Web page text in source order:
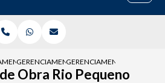
DE OBRAS
GERENCIAMENTO DE OBRA COMERCIAL
GERENCIAMENTO DE OBRA
Obra Rio Pequeno